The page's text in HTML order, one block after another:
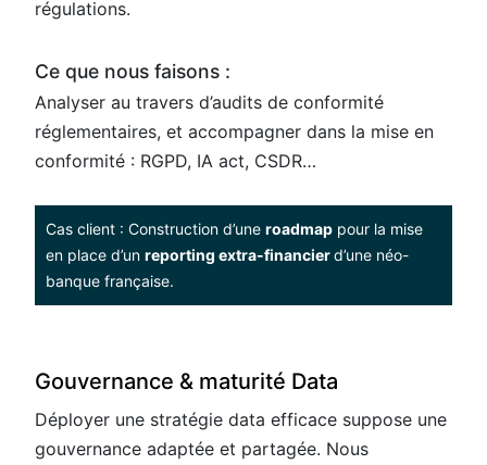
régulations.
Ce que nous faisons :
Analyser au travers d’audits de conformité
réglementaires, et accompagner dans la mise en
conformité : RGPD, IA act, CSDR…​
Cas client : Construction d’une roadmap pour la mise
en place d’un reporting extra-financierd’une néo-
banque française.
Gouvernance & maturité Data
Déployer une stratégie data efficace suppose une
gouvernance adaptée et partagée. Nous